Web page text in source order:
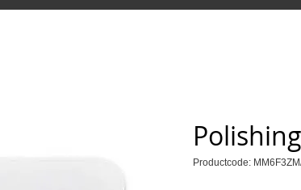
Productcode: